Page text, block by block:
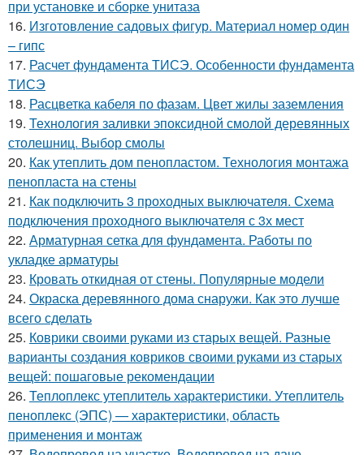
при установке и сборке унитаза
16. Изготовление садовых фигур. Материал номер один
– гипс
17. Расчет фундамента ТИСЭ. Особенности фундамента
ТИСЭ
18. Расцветка кабеля по фазам. Цвет жилы заземления
19. Технология заливки эпоксидной смолой деревянных
столешниц. Выбор смолы
20. Как утеплить дом пенопластом. Технология монтажа
пенопласта на стены
21. Как подключить 3 проходных выключателя. Схема
подключения проходного выключателя с 3х мест
22. Арматурная сетка для фундамента. Работы по
укладке арматуры
23. Кровать откидная от стены. Популярные модели
24. Окраска деревянного дома снаружи. Как это лучше
всего сделать
25. Коврики своими руками из старых вещей. Разные
варианты создания ковриков своими руками из старых
вещей: пошаговые рекомендации
26. Теплоплекс утеплитель характеристики. Утеплитель
пеноплекс (ЭПС) — характеристики, область
применения и монтаж